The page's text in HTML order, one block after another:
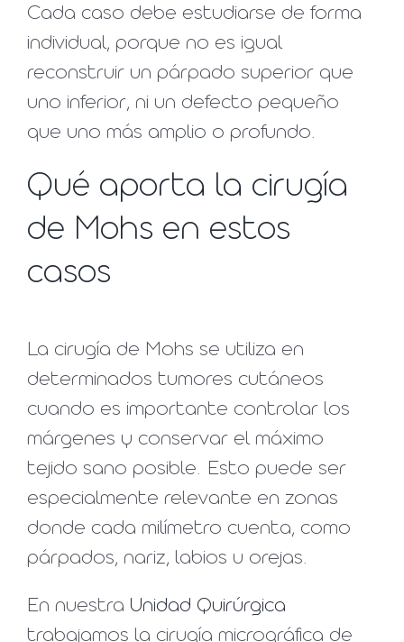
Cada caso debe estudiarse de forma
individual, porque no es igual
reconstruir un párpado superior que
uno inferior, ni un defecto pequeño
que uno más amplio o profundo.
Qué aporta la cirugía
de Mohs en estos
casos
La cirugía de Mohs se utiliza en
determinados tumores cutáneos
cuando es importante controlar los
márgenes y conservar el máximo
tejido sano posible. Esto puede ser
especialmente relevante en zonas
donde cada milímetro cuenta, como
párpados, nariz, labios u orejas.
En nuestra Unidad Quirúrgica
trabajamos la cirugía micrográfica de